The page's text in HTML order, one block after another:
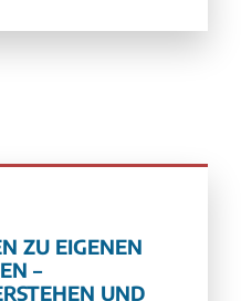
ZU EIGENEN
–
UND